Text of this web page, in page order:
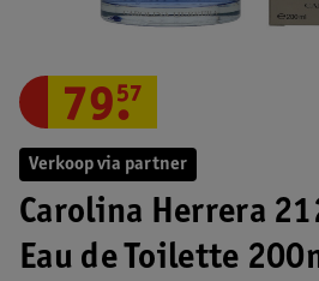
Verkoop via partner
Carolina Herrera
Eau de Toilette
79.
57